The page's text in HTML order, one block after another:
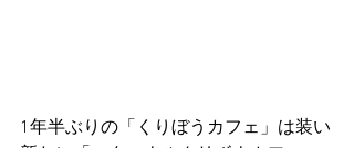
1年半ぶりの「くりぼうカフェ」は装い